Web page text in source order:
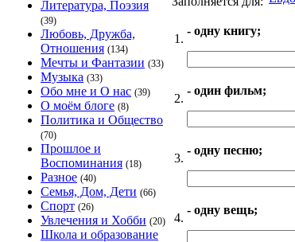
Литература, Поэзия
(39)
Любовь, Дружба,
Отношения (134)
Мечты и Фантазии (33)
Музыка (33)
Обо мне и О нас (39)
О моём блоге (8)
Политика и Общество
(70)
Прошлое и
Воспоминания (18)
Разное (40)
Семья, Дом, Дети (66)
Спорт (26)
Увлечения и Хобби (20)
Школа и образование
1.
- одну книгу;
2.
- один фильм;
3.
- одну песню;
4.
- одну вещь;